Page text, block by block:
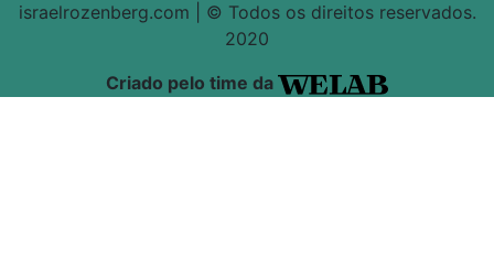
israelrozenberg.com | © Todos os direitos reservados.
2020
Criado pelo time da